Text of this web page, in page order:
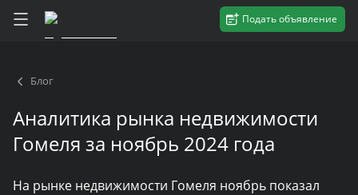
Подать объявление
Блог
Аналитика рынка недвижимости
Гомеля за ноябрь 2024 года
На рынке недвижимости Гомеля ноябрь показал